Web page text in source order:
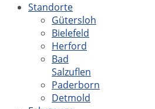
Standorte
Gütersloh
Bielefeld
Herford
Bad
Salzuflen
Paderborn
Detmold